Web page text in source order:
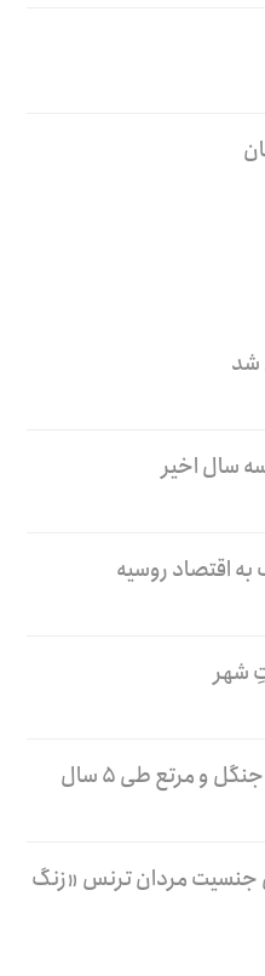
شد
اقتصاد روسیه
شهر
جنسیت مردان ترنس «زنگ